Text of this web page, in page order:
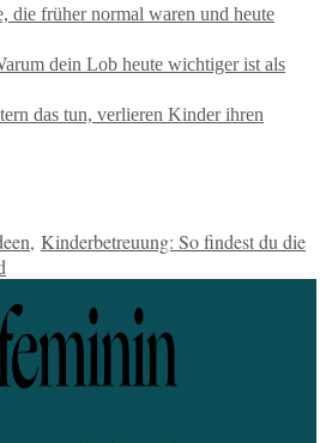
die früher normal waren und heute
dein Lob heute wichtiger ist als
das tun, verlieren Kinder ihren
, Kinderbetreuung: So findest du die